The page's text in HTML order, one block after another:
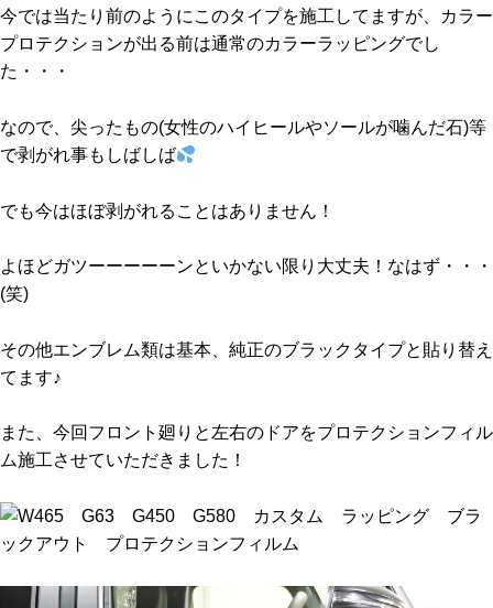
今では当たり前のようにこのタイプを施工してますが、カラー
プロテクションが出る前は通常のカラーラッピングでし
た・・・
なので、尖ったもの(女性のハイヒールやソールが噛んだ石)等
で剥がれ事もしばしば
でも今はほぼ剥がれることはありません！
よほどガツーーーーーンといかない限り大丈夫！なはず・・・
(笑)
その他エンブレム類は基本、純正のブラックタイプと貼り替え
てます♪
また、今回フロント廻りと左右のドアをプロテクションフィル
ム施工させていただきました！